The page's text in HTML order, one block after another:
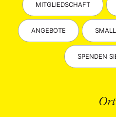
MITGLIEDSCHAFT
ANGEBOTE
SPENDEN